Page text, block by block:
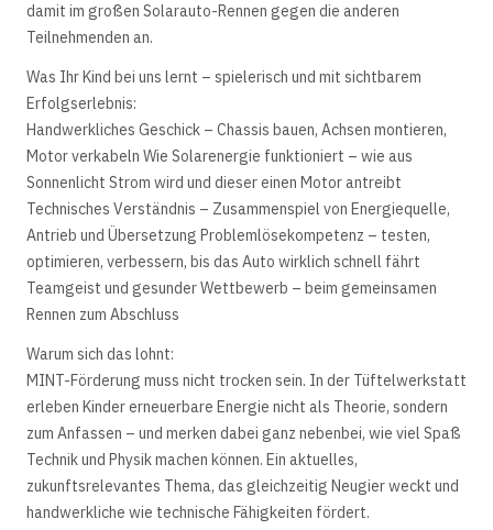
damit im großen Solarauto-Rennen gegen die anderen
Teilnehmenden an.
Was Ihr Kind bei uns lernt – spielerisch und mit sichtbarem
Erfolgserlebnis:
Handwerkliches Geschick – Chassis bauen, Achsen montieren,
Motor verkabeln Wie Solarenergie funktioniert – wie aus
Sonnenlicht Strom wird und dieser einen Motor antreibt
Technisches Verständnis – Zusammenspiel von Energiequelle,
Antrieb und Übersetzung Problemlösekompetenz – testen,
optimieren, verbessern, bis das Auto wirklich schnell fährt
Teamgeist und gesunder Wettbewerb – beim gemeinsamen
Rennen zum Abschluss
Warum sich das lohnt:
MINT-Förderung muss nicht trocken sein. In der Tüftelwerkstatt
erleben Kinder erneuerbare Energie nicht als Theorie, sondern
zum Anfassen – und merken dabei ganz nebenbei, wie viel Spaß
Technik und Physik machen können. Ein aktuelles,
zukunftsrelevantes Thema, das gleichzeitig Neugier weckt und
handwerkliche wie technische Fähigkeiten fördert.